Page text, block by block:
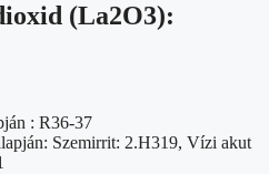
(La2O3):
: R36-37
Szemirrit: 2.H319, Vízi akut